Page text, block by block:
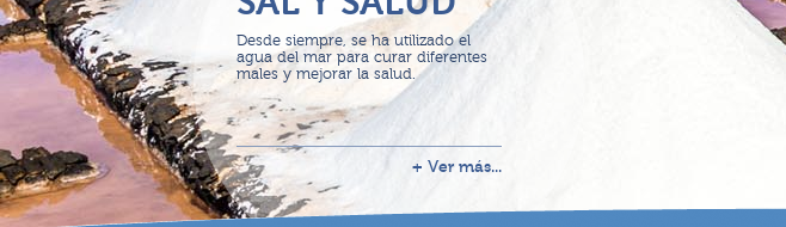
Desde siempre, se ha utilizado el
agua del mar para curar diferentes
males y mejorar la salud.
+ Ver más...